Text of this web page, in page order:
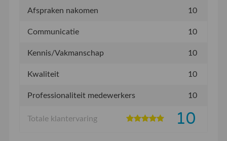
Afspraken nakomen 10
Communicatie 10
Kennis/Vakmanschap 10
Kwaliteit 10
Professionaliteit medewerkers 10
Totale klantervaring 10